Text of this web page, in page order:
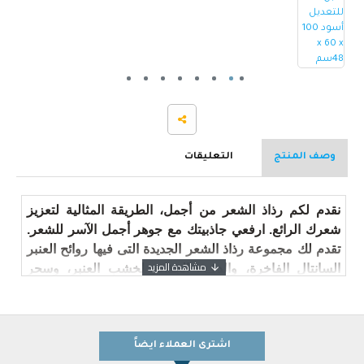
وصف المنتج التعليقات
نقدم لكم رذاذ الشعر من أجمل، الطريقة المثالية لتعزيز
شعرك الرائع. ارفعي جاذبيتك مع جوهر أجمل الآسر للشعر.
تقدم لك مجموعة رذاذ الشعر الجديدة التى فيها روائح العنبر
السانتال الفاخرة، والدفء الجذاب لخشب العنبر، وسحر
عطرة تترك انطباعًا دائمًا على الناس. اكتشفى جوهر أجمل،
اشترى العملاء ايضاً